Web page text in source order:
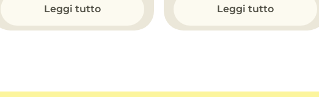
Leggi tutto Leggi tutto